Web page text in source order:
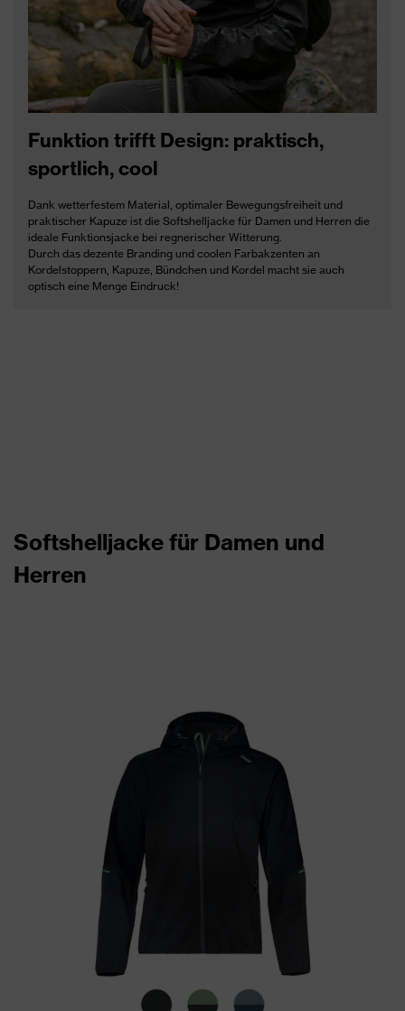
Funktion trifft Design: praktisch,
sportlich, cool
Dank wetterfestem Material, optimaler Bewegungsfreiheit und
praktischer Kapuze ist die Softshelljacke für Damen und Herren die
ideale Funktionsjacke bei regnerischer Witterung.
Durch das dezente Branding und coolen Farbakzenten an
Kordelstoppern, Kapuze, Bündchen und Kordel macht sie auch
optisch eine Menge Eindruck!
Softshelljacke für Damen und
Herren